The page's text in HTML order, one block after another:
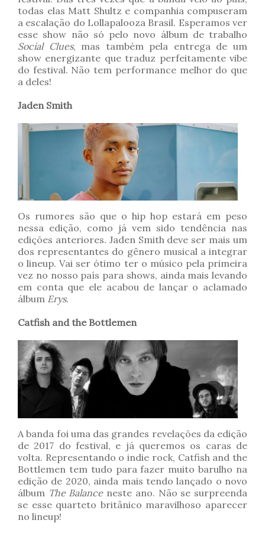
todas elas Matt Shultz e companhia compuseram
a escalação do Lollapalooza Brasil. Esperamos ver
esse show não só pelo novo álbum de trabalho
Social Clues, mas também pela entrega de um
show energizante que traduz perfeitamente vibe
do festival. Não tem performance melhor do que
a deles!
Jaden Smith
Os rumores são que o hip hop estará em peso
nessa edição, como já vem sido tendência nas
edições anteriores. Jaden Smith deve ser mais um
dos representantes do gênero musical a integrar
o lineup. Vai ser ótimo ter o músico pela primeira
vez no nosso país para shows, ainda mais levando
em conta que ele acabou de lançar o aclamado
álbum Erys.
Catfish and the Bottlemen
A banda foi uma das grandes revelações da edição
de 2017 do festival, e já queremos os caras de
volta. Representando o indie rock, Catfish and the
Bottlemen tem tudo para fazer muito barulho na
edição de 2020, ainda mais tendo lançado o novo
álbum The Balanceneste ano. Não se surpreenda
se esse quarteto britânico maravilhoso aparecer
no lineup!